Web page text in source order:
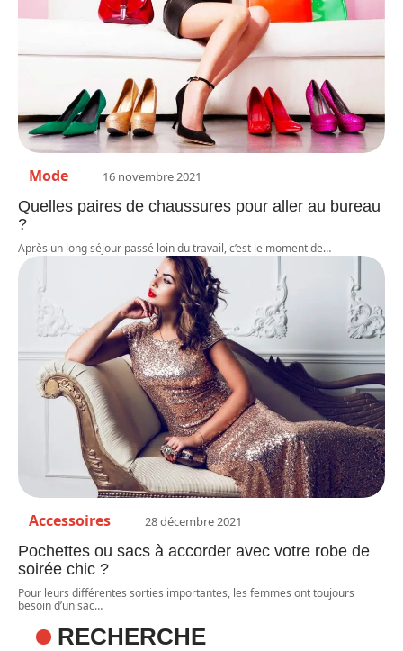
Mode 16 novembre 2021
Quelles paires de chaussures pour aller au bureau
?
Après un long séjour passé loin du travail, c’est le moment de…
Accessoires 28 décembre 2021
Pochettes ou sacs à accorder avec votre robe de
soirée chic ?
Pour leurs différentes sorties importantes, les femmes ont toujours
besoin d’un sac…
RECHERCHE